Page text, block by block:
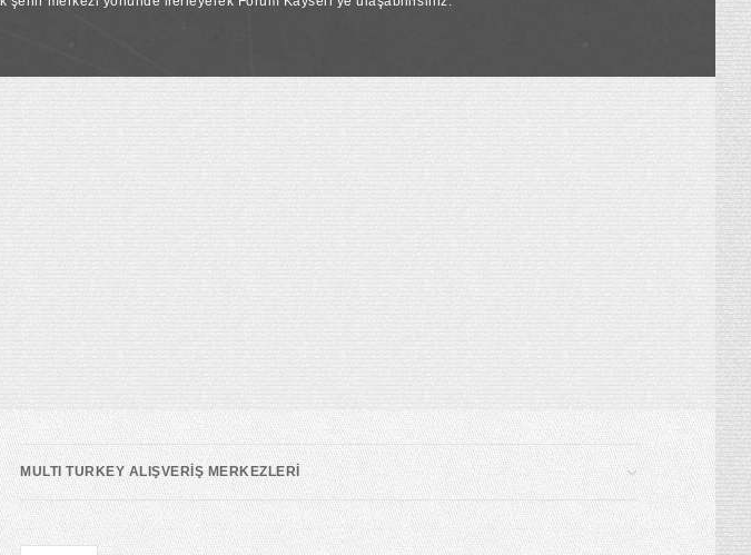
MULTI TURKEY ALIŞVERİŞ MERKEZLERİ